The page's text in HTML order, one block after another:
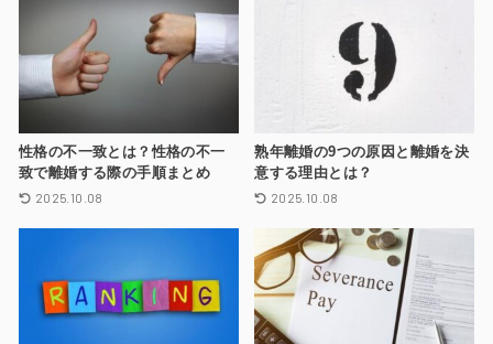
性格の不一致とは？性格の不一
致で離婚する際の手順まとめ
2025.10.08
熟年離婚の9つの原因と離婚を決
意する理由とは？
2025.10.08